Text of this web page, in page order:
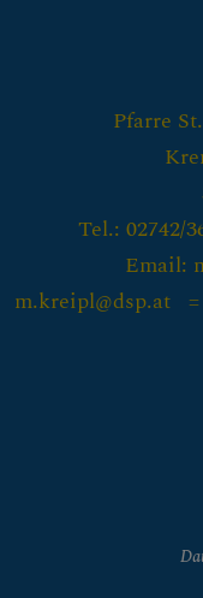
Pfarre
Tel.: 02742/
Email:
m.kreipl@dsp.at